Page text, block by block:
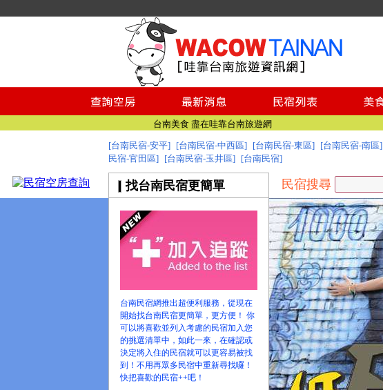
台南民宿
台南美食 盡在哇靠台南旅遊網
找台南民宿 就到哇靠台南民宿旅遊資訊網
台南旅遊網全新登場!
台南民宿
台南美食 盡在哇靠台南旅遊網
找台南民宿 就到哇靠台南民宿旅遊資訊網
台南旅遊網全新登場!
[台南民宿-安平] [台南民宿-中西區] [台南民宿-東區] [台南民宿-南區]
民宿-官田區] [台南民宿-玉井區] [台南民宿]
找台南民宿更簡單
台南民宿網推出超便利服務，從現在
開始找台南民宿更簡單，更方便！ 你
可以將喜歡並列入考慮的民宿加入您
的挑選清單中，如此一來，在確認或
決定將入住的民宿就可以更容易被找
到！不用再眾多民宿中重新尋找囉！
快把喜歡的民宿++吧！
民宿搜尋